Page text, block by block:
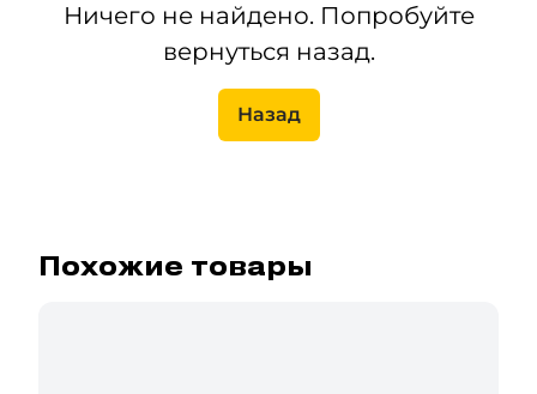
Ничего не найдено. Попробуйте
вернуться назад.
Назад
Похожие товары